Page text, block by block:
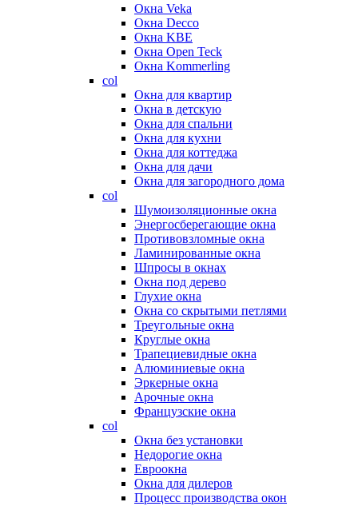
Окна Veka
Окна Decco
Окна KBE
Окна Open Teck
Окна Kommerling
col
Окна для квартир
Окна в детскую
Окна для спальни
Окна для кухни
Окна для коттеджа
Окна для дачи
Окна для загородного дома
col
Шумоизоляционные окна
Энергосберегающие окна
Противовзломные окна
Ламинированные окна
Шпросы в окнах
Окна под дерево
Глухие окна
Окна со скрытыми петлями
Треугольные окна
Круглые окна
Трапециевидные окна
Алюминиевые окна
Эркерные окна
Арочные окна
Французские окна
col
Окна без установки
Недорогие окна
Евроокна
Окна для дилеров
Процесс производства окон